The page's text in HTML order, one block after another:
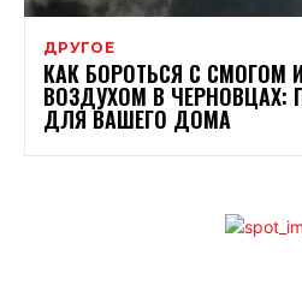
ДРУГОЕ
КАК БОРОТЬСЯ С СМОГОМ
ВОЗДУХОМ В ЧЕРНОВЦАХ:
ДЛЯ ВАШЕГО ДОМА